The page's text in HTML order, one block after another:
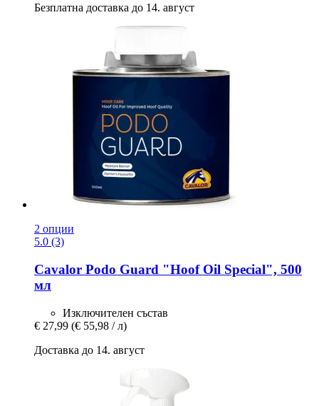
Безплатна доставка до 14. август
2 опции
5.0 (3)
Cavalor Podo Guard "Hoof Oil Special", 500
мл
Изключителен състав
€ 27,99 (€ 55,98 / л)
Доставка до 14. август